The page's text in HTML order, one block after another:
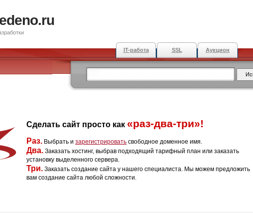
IT-работа SSL Аукцион
Сделать сайт просто как «раз-два-три»!
Раз. Выбрать и зарегистрировать свободное доменное имя.
Два. Заказать хостинг, выбрав подходящий тарифный план или заказать
установку выделенного сервера.
Три. Заказать создание сайта у нашего специалиста. Мы можем предложить
вам создание сайта любой сложности.